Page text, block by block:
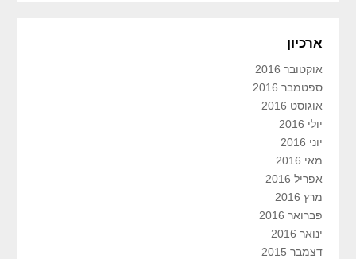
ארכיון
אוקטובר 2016
ספטמבר 2016
אוגוסט 2016
יולי 2016
יוני 2016
מאי 2016
אפריל 2016
מרץ 2016
פברואר 2016
ינואר 2016
דצמבר 2015